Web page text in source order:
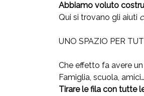
Abbiamo voluto
Qui si trovano gli aiuti
UNO SPAZIO PER
Che effetto fa avere
Famiglia, scuola, amici…
Tirare le fila con tutte